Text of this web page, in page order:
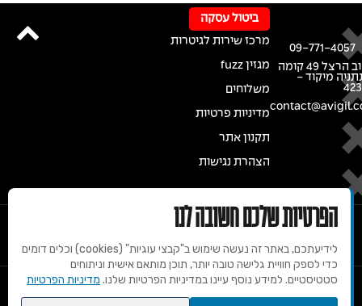
רחוב הרצל 49 קומה
מיקוד -
09-771-4057
ביטול עסקה
מרכז שירות לגיטרות
מגזין fuzz
משלוחים
מדיניות פרטיות
תקנון אתר
הצהרת נגישות
הפרטיות שלכם חשובה לנו
לידיעתכם, באתר זה נעשה שימוש ב"קבצי עוגיות" (cookies) וכלים דומים
כדי לספק חוויית גלישה טובה יותר, תוכן מותאם אישית וניתוחים
סטטיסטיים. למידע נוסף עיינו במדיניות הפרטיות שלנו. מדיניות הפרטיות